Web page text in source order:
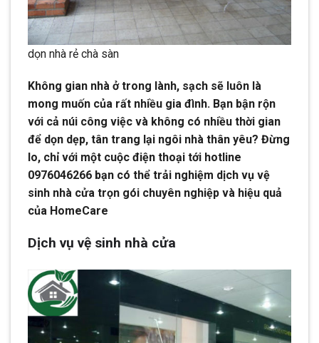
dọn nhà rẻ chà sàn
Không gian nhà ở trong lành, sạch sẽ luôn là
mong muốn của rất nhiều gia đình. Bạn bận rộn
với cả núi công việc và không có nhiều thời gian
để dọn dẹp, tân trang lại ngôi nhà thân yêu? Đừng
lo, chỉ với một cuộc điện thoại tới hotline
0976046266 bạn có thể trải nghiệm dịch vụ vệ
sinh nhà cửa trọn gói chuyên nghiệp và hiệu quả
của HomeCare
Dịch vụ vệ sinh nhà cửa